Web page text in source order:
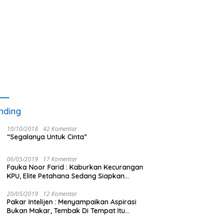
10/10/2018 42 Komentar
“Segalanya Untuk Cinta”
06/05/2019 17 Komentar
Fauka Noor Farid : Kaburkan Kecurangan
KPU, Elite Petahana Sedang Siapkan
20/05/2019 12 Komentar
Pakar Intelijen : Menyampaikan Aspirasi
Bukan Makar, Tembak Di Tempat Itu